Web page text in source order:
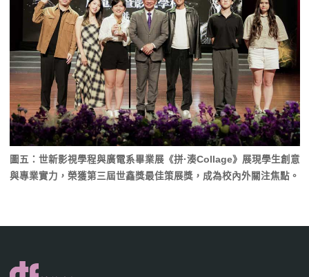
圖五：世新影視學程與廣電系畢業展《拼·湊Collage》展現學生創意
與專業實力，榮獲第三屆世鑫獎最佳策展獎，成為校內外關注焦點。